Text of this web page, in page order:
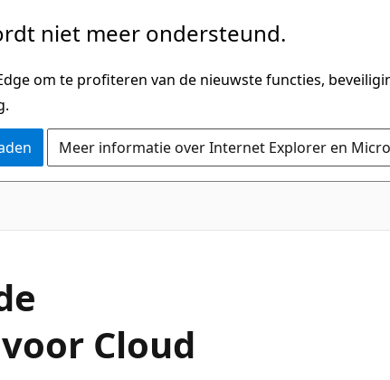
niet meer ondersteund.
om te profiteren van de nieuwste functies,
Meer informatie over Internet Explorer en
Cloud